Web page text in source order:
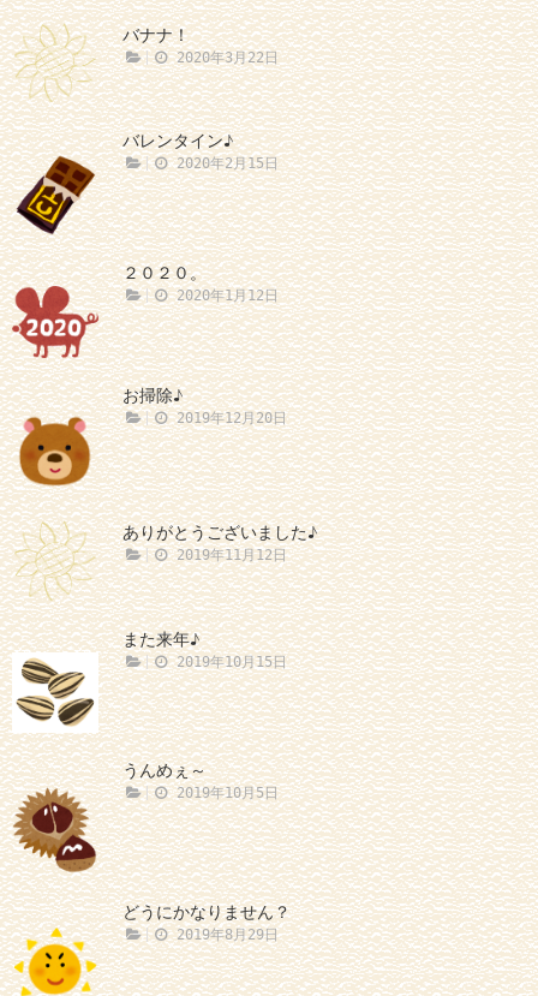
バナナ！
2020年3月22日
バレンタイン♪
2020年2月15日
２０２０。
2020年1月12日
お掃除♪
2019年12月20日
ありがとうございました♪
2019年11月12日
また来年♪
2019年10月15日
うんめぇ～
2019年10月5日
どうにかなりません？
2019年8月29日